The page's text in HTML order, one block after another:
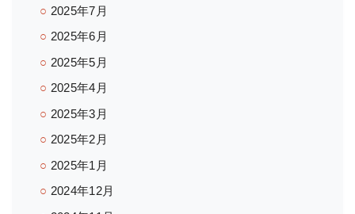
2025年7月
2025年6月
2025年5月
2025年4月
2025年3月
2025年2月
2025年1月
2024年12月